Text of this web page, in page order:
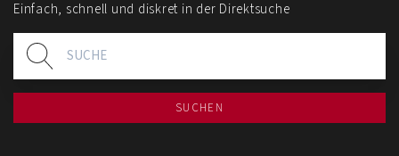
Einfach, schnell und diskret in der Direktsuche
SUCHEN